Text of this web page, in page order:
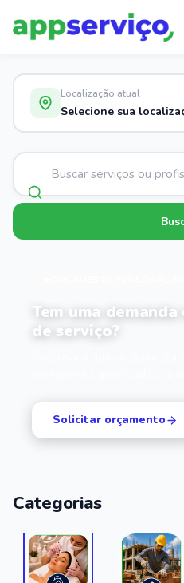
Localização atual
Selecione sua
Tem uma demanda
de serviço?
Solicitar orçamento
Categorias